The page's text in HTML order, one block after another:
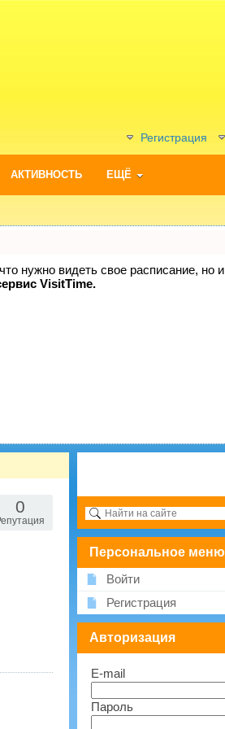
Регистрация
АКТИВНОСТЬ ЕЩЁ
нужно видеть свое расписание, но и
VisitTime.
0
Персональное меню
Войти
Регистрация
Авторизация
E-mail
Пароль